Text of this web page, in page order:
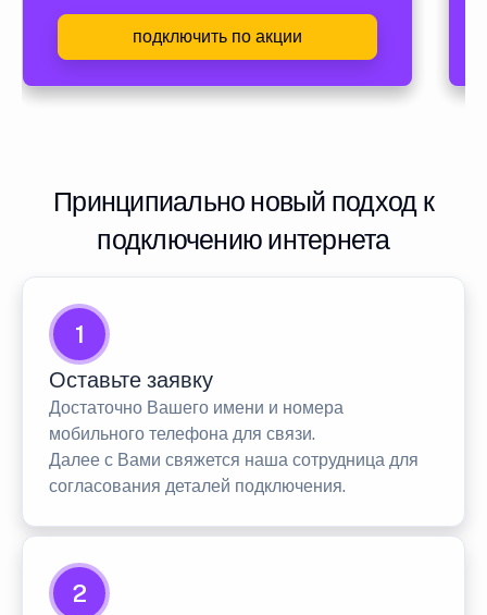
подключить по акции
Принципиально новый подход к
подключению интернета
1
Оставьте заявку
Достаточно Вашего имени и номера
мобильного телефона для связи.
Далее с Вами свяжется наша сотрудница для
согласования деталей подключения.
2